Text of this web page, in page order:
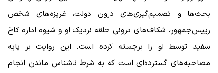
بحث‌ها و تصمیم‌گیری‌های درون دولت، غریزه‌های شخص
رییس‌جمهور، شکاف‌های درونی حلقه نزدیک او و شیوه اداره کاخ
سفید توسط او را برجسته کرده است. این روایت بر پایه
مصاحبه‌های گسترده‌ای است که به شرط ناشناس ماندن انجام